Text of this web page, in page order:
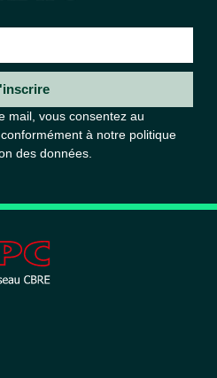
mail, vous consentez au
à notre politique
des données.